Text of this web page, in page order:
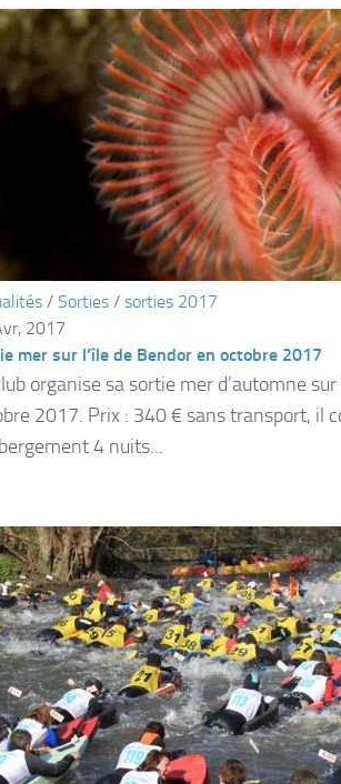
/ Sorties / sorties 2017
2017
mer sur l’île de Bendor en octobre 2017
organise sa sortie mer d’automne
2017. Prix : 340 € sans transport, il
4 nuits...